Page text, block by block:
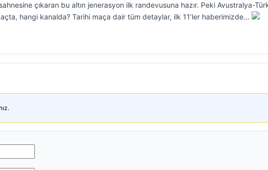
çıkaran bu altın jenerasyon ilk randevusuna hazır. Peki Avustralya-
hangi kanalda? Tarihi maça dair tüm detaylar, ilk 11’ler haberimizde…